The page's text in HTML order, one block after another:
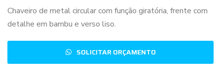
Chaveiro de metal circular com função giratória, frente com
detalhe em bambu e verso liso.
SOLICITAR ORÇAMENTO